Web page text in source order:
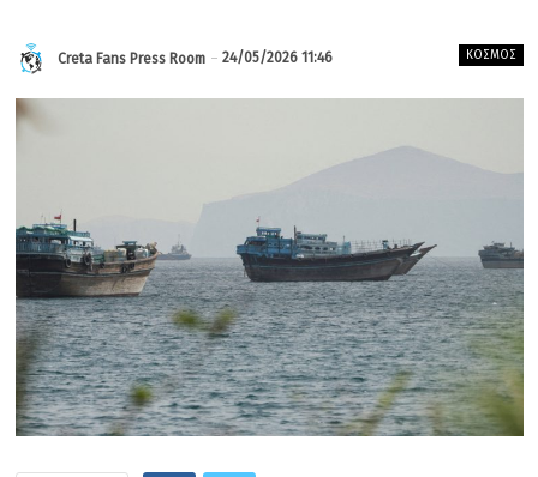
ΚΌΣΜΟΣ
Creta Fans Press Room 24/05/2026 11:46